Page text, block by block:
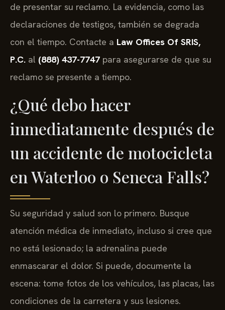
de presentar su reclamo. La evidencia, como las
declaraciones de testigos, también se degrada
con el tiempo. Contacte a Law Offices Of SRIS,
P.C. al (888) 437-7747 para asegurarse de que su
reclamo se presente a tiempo.
¿Qué debo hacer
inmediatamente después de
un accidente de motocicleta
en Waterloo o Seneca Falls?
Su seguridad y salud son lo primero. Busque
atención médica de inmediato, incluso si cree que
no está lesionado; la adrenalina puede
enmascarar el dolor. Si puede, documente la
escena: tome fotos de los vehículos, las placas, las
condiciones de la carretera y sus lesiones.